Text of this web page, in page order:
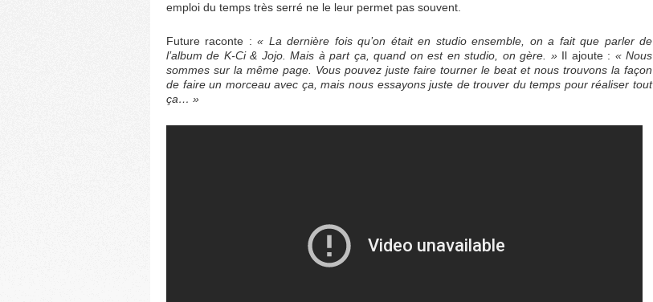
emploi du temps très serré ne le leur permet pas souvent.
Future raconte : « La dernière fois qu’on était en studio ensemble, on a fait que parler de
l’album de K-Ci & Jojo. Mais à part ça, quand on est en studio, on gère. »Il ajoute : « Nous
sommes sur la même page. Vous pouvez juste faire tourner le beat et nous trouvons la façon
de faire un morceau avec ça, mais nous essayons juste de trouver du temps pour réaliser tout
ça… »